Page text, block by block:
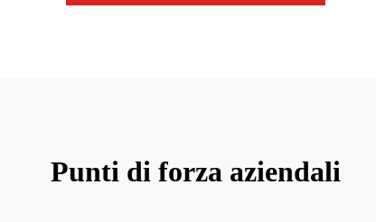
Punti di forza aziendali